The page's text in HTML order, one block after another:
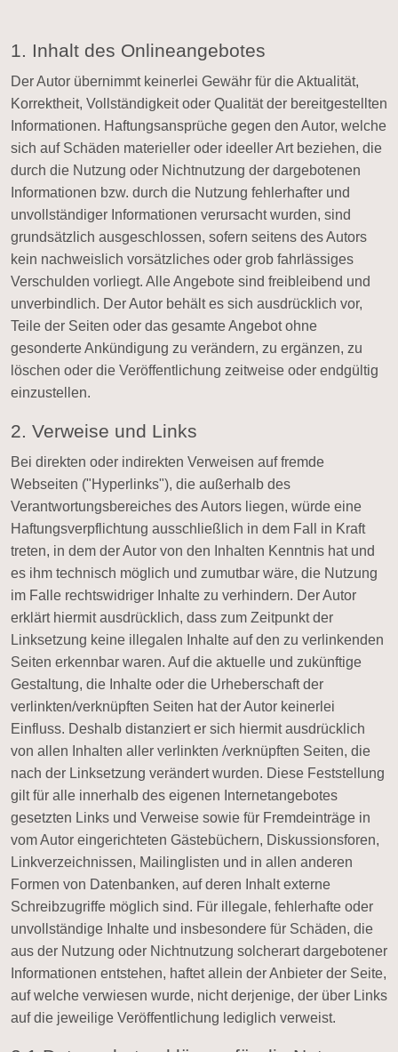
1. Inhalt des Onlineangebotes
Der Autor übernimmt keinerlei Gewähr für die Aktualität,
Korrektheit, Vollständigkeit oder Qualität der bereitgestellten
Informationen. Haftungsansprüche gegen den Autor, welche
sich auf Schäden materieller oder ideeller Art beziehen, die
durch die Nutzung oder Nichtnutzung der dargebotenen
Informationen bzw. durch die Nutzung fehlerhafter und
unvollständiger Informationen verursacht wurden, sind
grundsätzlich ausgeschlossen, sofern seitens des Autors
kein nachweislich vorsätzliches oder grob fahrlässiges
Verschulden vorliegt. Alle Angebote sind freibleibend und
unverbindlich. Der Autor behält es sich ausdrücklich vor,
Teile der Seiten oder das gesamte Angebot ohne
gesonderte Ankündigung zu verändern, zu ergänzen, zu
löschen oder die Veröffentlichung zeitweise oder endgültig
einzustellen.
2. Verweise und Links
Bei direkten oder indirekten Verweisen auf fremde
Webseiten ("Hyperlinks"), die außerhalb des
Verantwortungsbereiches des Autors liegen, würde eine
Haftungsverpflichtung ausschließlich in dem Fall in Kraft
treten, in dem der Autor von den Inhalten Kenntnis hat und
es ihm technisch möglich und zumutbar wäre, die Nutzung
im Falle rechtswidriger Inhalte zu verhindern. Der Autor
erklärt hiermit ausdrücklich, dass zum Zeitpunkt der
Linksetzung keine illegalen Inhalte auf den zu verlinkenden
Seiten erkennbar waren. Auf die aktuelle und zukünftige
Gestaltung, die Inhalte oder die Urheberschaft der
verlinkten/verknüpften Seiten hat der Autor keinerlei
Einfluss. Deshalb distanziert er sich hiermit ausdrücklich
von allen Inhalten aller verlinkten /verknüpften Seiten, die
nach der Linksetzung verändert wurden. Diese Feststellung
gilt für alle innerhalb des eigenen Internetangebotes
gesetzten Links und Verweise sowie für Fremdeinträge in
vom Autor eingerichteten Gästebüchern, Diskussionsforen,
Linkverzeichnissen, Mailinglisten und in allen anderen
Formen von Datenbanken, auf deren Inhalt externe
Schreibzugriffe möglich sind. Für illegale, fehlerhafte oder
unvollständige Inhalte und insbesondere für Schäden, die
aus der Nutzung oder Nichtnutzung solcherart dargebotener
Informationen entstehen, haftet allein der Anbieter der Seite,
auf welche verwiesen wurde, nicht derjenige, der über Links
auf die jeweilige Veröffentlichung lediglich verweist.